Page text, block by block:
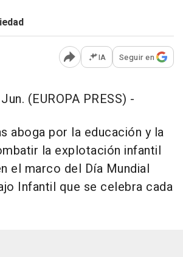
Abrir opciones para
IA Seguir en
(EUROPA PRESS) -
aboga por la educación y la
la explotación infantil
el marco del Día Mundial
Infantil que se celebra cada